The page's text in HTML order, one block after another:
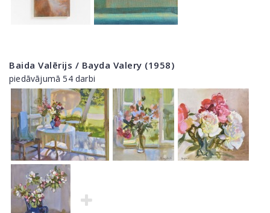
Baida Valērijs / Bayda Valery (1958)
piedāvājumā 54 darbi